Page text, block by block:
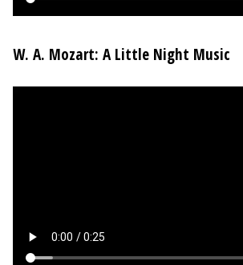
W. A. Mozart: A Little Night Music